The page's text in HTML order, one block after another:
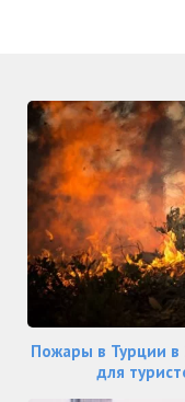
Пожары в Турции в
для